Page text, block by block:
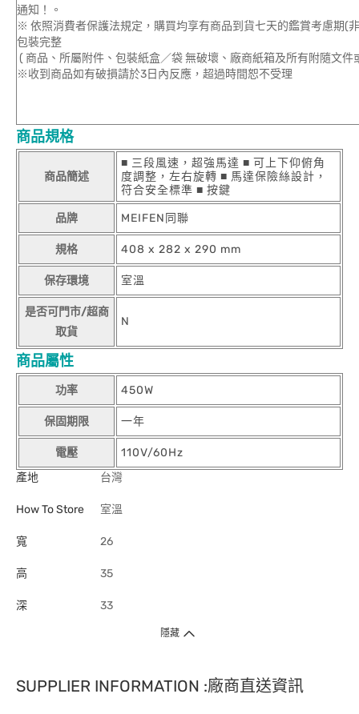
通知！。
※ 依照消費者保護法規定，購買均享有商品到貨七天的鑑賞考慮期(
包裝完整
( 商品、所屬附件、包裝紙盒／袋 無破壞、廠商紙箱及所有附隨文
※收到商品如有破損請於3日內反應，超過時間恕不受理
商品規格
商品簡述
■ 三段風速，超強馬達 ■ 可上下仰俯角
度調整，左右旋轉 ■ 馬達保險絲設計，
符合安全標準 ■ 按鍵
品牌 MEIFEN同聯
規格 408 x 282 x 290 mm
保存環境 室溫
是否可門市/超商
取貨
N
商品屬性
功率 450W
保固期限 一年
電壓
110V/60Hz
產地
台灣
How To Store 室溫
寬 26
高 35
深 33
隱藏
SUPPLIER INFORMATION :廠商直送資訊